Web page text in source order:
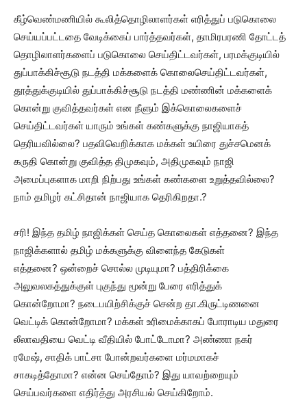
கீழ்வெண்மணியில் கூலித்தொழிலாளர்கள் எரித்துப் படுகொலை
செய்யப்பட்டதை வேடிக்கைப் பார்த்தவர்கள், தாமிரபரணி தோட்டத்
தொழிலாளர்களைப் படுகொலை செய்திட்டவர்கள், பரமக்குடியில்
துப்பாக்கிச்சூடு நடத்தி மக்களைக் கொலைசெய்திட்டவர்கள்,
தூத்துக்குடியில் துப்பாக்கிச்சூடு நடத்தி மண்ணின் மக்களைக்
கொன்று குவித்தவர்கள் என நீளும் இக்கொலைகளைச்
செய்திட்டவர்கள் யாரும் உங்கள் கண்களுக்கு நாஜியாகத்
தெரியவில்லை? பதவிவெறிக்காக மக்கள் உயிரை துச்சமெனக்
கருதி கொன்று குவித்த திமுகவும், அதிமுகவும் நாஜி
அமைப்புகளாக மாறி நிற்பது உங்கள் கண்களை உறுத்தவில்லை?
நாம் தமிழர் கட்சிதான் நாஜியாக தெரிகிறதா.?
சரி! இந்த தமிழ் நாஜிக்கள் செய்த கொலைகள் எத்தனை? இந்த
நாஜிக்களால் தமிழ் மக்களுக்கு விளைந்த கேடுகள்
எத்தனை? ஒன்றைச் சொல்ல முடியுமா? பத்திரிக்கை
அலுவலகத்துக்குள் புகுந்து மூன்று பேரை எரித்துக்
கொன்றோமா? நடைபயிற்சிக்குச் சென்ற தா.கிருட்டிணனை
வெட்டிக் கொன்றோமா? மக்கள் உரிமைக்காகப் போராடிய மதுரை
லீலாவதியை வெட்டி வீதியில் போட்டோமா? அண்ணா நகர்
ரமேஷ், சாதிக் பாட்சா போன்றவர்களை மர்மமாகச்
சாகடித்தோமா? என்ன செய்தோம்? இது யாவற்றையும்
செய்பவர்களை எதிர்த்து அரசியல் செய்கிறோம்.